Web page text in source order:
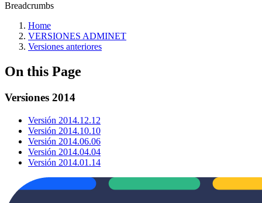
Breadcrumbs
Home
VERSIONES ADMINET
Versiones anteriores
On this Page
Versiones 2014
Versión 2014.12.12
Versión 2014.10.10
Versión 2014.06.06
Versión 2014.04.04
Versión 2014.01.14